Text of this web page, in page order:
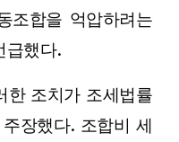
조합을 억압하려는
급했다.
조치가 조세법률
장했다. 조합비 세